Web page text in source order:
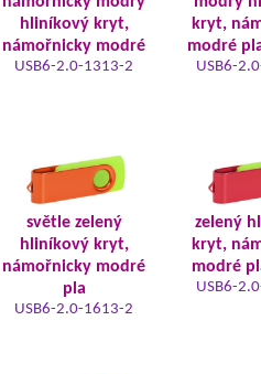
hliníkový kryt,
námořnicky modré
USB6-2.0-1313-2
kryt,
modré
USB6-
světle zelený
hliníkový kryt,
námořnicky modré
pla
USB6-2.0-1613-2
zelený
kryt,
modré
USB6-